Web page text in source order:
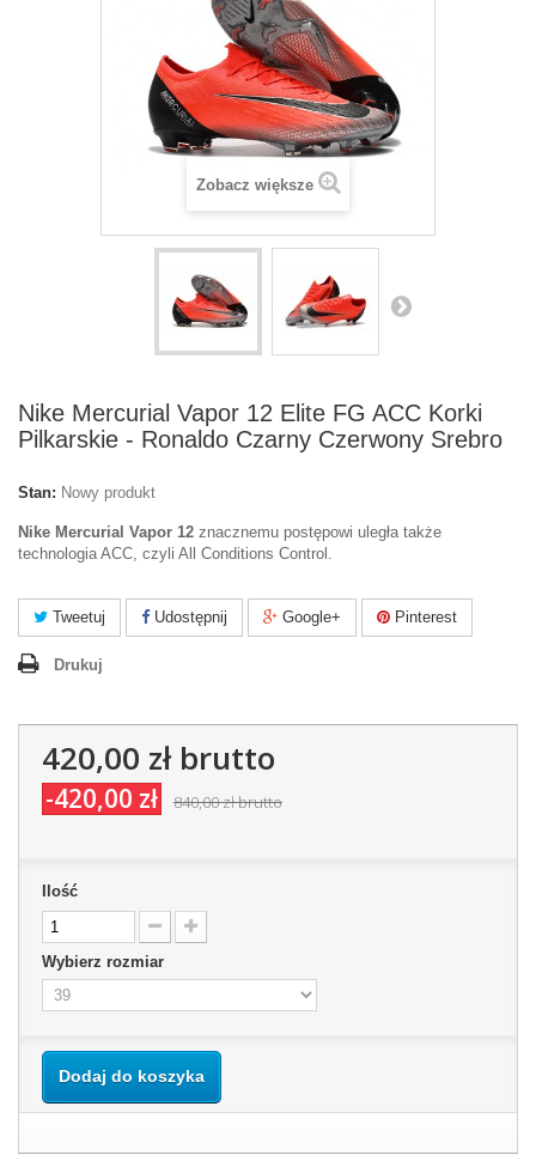
Zobacz większe
Nike Mercurial Vapor 12 Elite FG ACC Korki
Pilkarskie - Ronaldo Czarny Czerwony Srebro
Stan: Nowy produkt
Nike Mercurial Vapor 12 znacznemu postępowi uległa także
technologia ACC, czyli All Conditions Control.
Tweetuj Udostępnij Google+ Pinterest
Drukuj
420,00 złbrutto
-420,00 zł 840,00 złbrutto
Ilość
Wybierz rozmiar
Dodaj do koszyka